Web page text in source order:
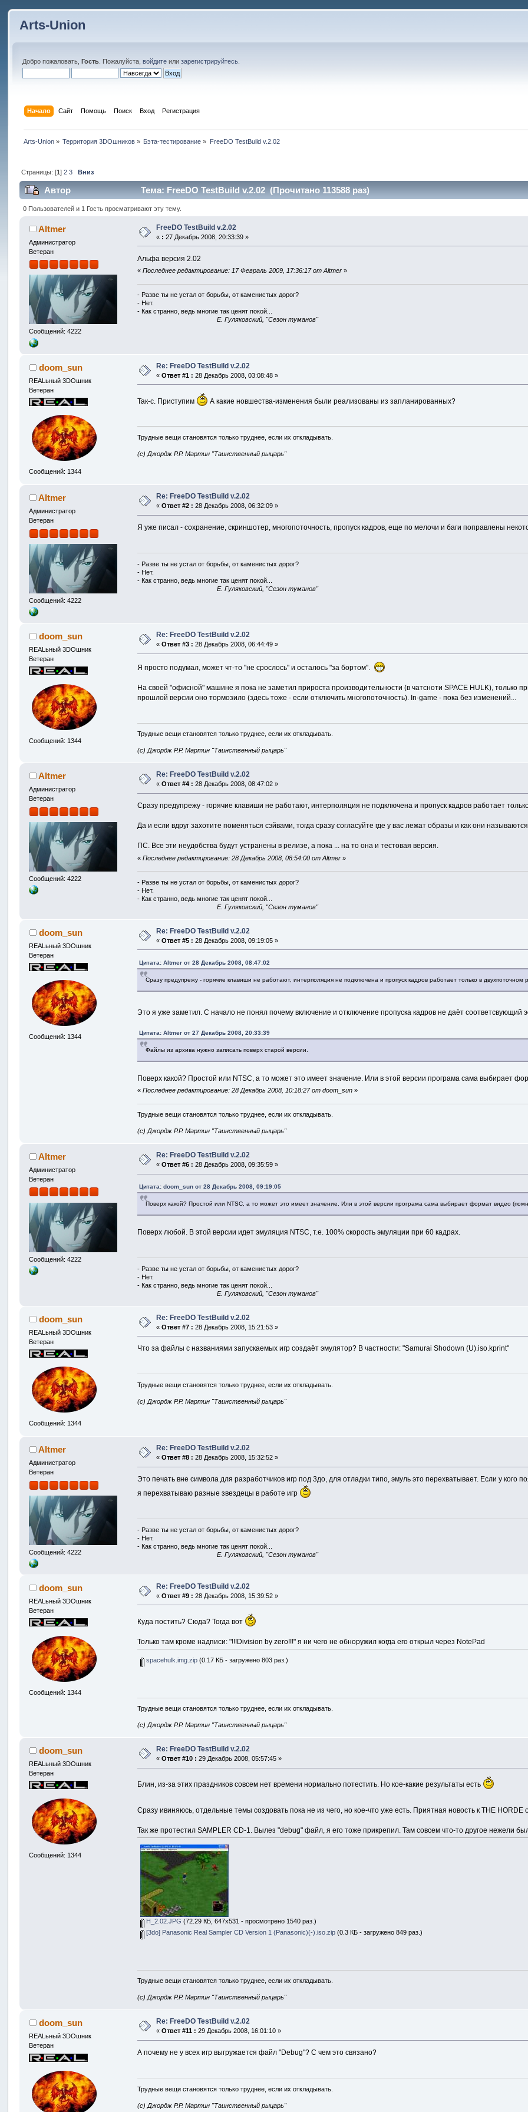
Arts-Union
Добро пожаловать,Гость . Пожалуйста,войдите илизарегистрируйтесь
Начало Сайт Помощь Поиск Вход Регистрация
Arts-Union» Территория 3DOшников » Бэта-тестирование » FreeDO TestBuild v.2.02
Страницы: [1] 2 3 Вниз
Автор Тема: FreeDO TestBuild v.2.02 (Прочитано 113588 раз)
0 Пользователей и 1 Гость просматривают эту тему.
Altmer
Администратор
Ветеран
Сообщений: 4222
FreeDO TestBuild v.2.02
« : 27 Декабрь 2008, 20:33:39 »
Альфа версия 2.02
«Последнее редактирование: 17 Февраль 2009, 17:36:17 от Altmer »
- Разве ты не устал от борьбы, от каменистых дорог?
- Нет.
- Как странно, ведь многие так ценят покой...
E. Гуляковский, "Сезон туманов"
doom_sun
REALьный 3DOшник
Ветеран
Сообщений: 1344
Re: FreeDO TestBuild v.2.02
«Ответ #1 : 28 Декабрь 2008, 03:08:48 »
Так-с. Приступим А какие новшества-изменения были реализованы из запланированных?
Трудные вещи становятся только труднее, если их откладывать.
(с) Джордж Р.Р. Мартин "Таинственный рыцарь"
Altmer
Администратор
Ветеран
Сообщений: 4222
Re: FreeDO TestBuild v.2.02
«Ответ #2 : 28 Декабрь 2008, 06:32:09 »
Я уже писал - сохранение, скриншотер, многопоточность, пропуск кадров, еще по мелочи и баги поправлены
- Разве ты не устал от борьбы, от каменистых дорог?
- Нет.
- Как странно, ведь многие так ценят покой...
E. Гуляковский, "Сезон туманов"
doom_sun
REALьный 3DOшник
Ветеран
Сообщений: 1344
Re: FreeDO TestBuild v.2.02
«Ответ #3 : 28 Декабрь 2008, 06:44:49 »
Я просто подумал, может чт-то "не срослось" и осталось "за бортом".
На своей "офисной" машине я пока не заметил прироста производительности (в чатсноти SPACE HULK), только
прошлой версии оно тормозило (здесь тоже - если отключить многопоточность). In-game - пока без изменений...
Трудные вещи становятся только труднее, если их откладывать.
(с) Джордж Р.Р. Мартин "Таинственный рыцарь"
Altmer
Администратор
Ветеран
Сообщений: 4222
Re: FreeDO TestBuild v.2.02
«Ответ #4 : 28 Декабрь 2008, 08:47:02 »
Сразу предупрежу - горячие клавиши не работают, интерполяция не подключена и пропуск кадров работает
Да и если вдруг захотите поменяться сэйвами, тогда сразу согласуйте где у вас лежат образы и как они
ПС. Все эти неудобства будут устранены в релизе, а пока ... на то она и тестовая версия.
«Последнее редактирование: 28 Декабрь 2008, 08:54:00 от Altmer »
- Разве ты не устал от борьбы, от каменистых дорог?
- Нет.
- Как странно, ведь многие так ценят покой...
E. Гуляковский, "Сезон туманов"
doom_sun
REALьный 3DOшник
Ветеран
Сообщений: 1344
Re: FreeDO TestBuild v.2.02
«Ответ #5 : 28 Декабрь 2008, 09:19:05 »
Цитата: Altmer от 28 Декабрь 2008, 08:47:02
Сразу предупрежу - горячие клавиши не работают, интерполяция не подключена и пропуск кадров работает только в двухпоточном
Это я уже заметил. С начало не понял почему включение и отключение пропуска кадров не даёт
Цитата: Altmer от 27 Декабрь 2008, 20:33:39
Файлы из архива нужно записать поверх старой версии.
Поверх какой? Простой или NTSC, а то может это имеет значение. Или в этой версии програма сама выбирает
«Последнее редактирование: 28 Декабрь 2008, 10:18:27 от doom_sun »
Трудные вещи становятся только труднее, если их откладывать.
(с) Джордж Р.Р. Мартин "Таинственный рыцарь"
Altmer
Администратор
Ветеран
Сообщений: 4222
Re: FreeDO TestBuild v.2.02
«Ответ #6 : 28 Декабрь 2008, 09:35:59 »
Цитата: doom_sun от 28 Декабрь 2008, 09:19:05
Поверх какой? Простой или NTSC, а то может это имеет значение. Или в этой версии програма сама выбирает формат видео
Поверх любой. В этой версии идет эмуляция NTSC, т.е. 100% скорость эмуляции при 60 кадрах.
- Разве ты не устал от борьбы, от каменистых дорог?
- Нет.
- Как странно, ведь многие так ценят покой...
E. Гуляковский, "Сезон туманов"
doom_sun
REALьный 3DOшник
Ветеран
Сообщений: 1344
Re: FreeDO TestBuild v.2.02
«Ответ #7 : 28 Декабрь 2008, 15:21:53 »
Что за файлы с названиями запускаемых игр создаёт эмулятор? В частности: "Samurai Shodown (U).iso.kprint"
Трудные вещи становятся только труднее, если их откладывать.
(с) Джордж Р.Р. Мартин "Таинственный рыцарь"
Altmer
Администратор
Ветеран
Сообщений: 4222
Re: FreeDO TestBuild v.2.02
«Ответ #8 : 28 Декабрь 2008, 15:32:52 »
Это печать вне символа для разработчиков игр под 3до, для отладки типо, эмуль это перехватывает. Если у
я перехватываю разные звездецы в работе игр
- Разве ты не устал от борьбы, от каменистых дорог?
- Нет.
- Как странно, ведь многие так ценят покой...
E. Гуляковский, "Сезон туманов"
doom_sun
REALьный 3DOшник
Ветеран
Сообщений: 1344
Re: FreeDO TestBuild v.2.02
«Ответ #9 : 28 Декабрь 2008, 15:39:52 »
Куда постить? Сюда? Тогда вот
Только там кроме надписи: "!!!Division by zero!!!" я ни чего не обноружил когда его открыл через NotePad
spacehulk.img.zip (0.17 КБ - загружено 803 раз.)
Трудные вещи становятся только труднее, если их откладывать.
(с) Джордж Р.Р. Мартин "Таинственный рыцарь"
doom_sun
REALьный 3DOшник
Ветеран
Сообщений: 1344
Re: FreeDO TestBuild v.2.02
«Ответ #10 : 29 Декабрь 2008, 05:57:45 »
Блин, из-за этих праздников совсем нет времени нормально потестить. Но кое-какие результаты есть
Сразу ивиняюсь, отдельные темы создовать пока не из чего, но кое-что уже есть. Приятная новость к THE HORDE
Так же протестил SAMPLER CD-1. Вылез "debug" файл, я его тоже прикрепил. Там совсем что-то другое нежели
H_2.02.JPG (72.29 КБ, 647x531 - просмотрено 1540 раз.)
[3do] Panasonic Real Sampler CD Version 1 (Panasonic)(-).iso.zip (0.3 КБ - загружено 849 раз.)
Трудные вещи становятся только труднее, если их откладывать.
(с) Джордж Р.Р. Мартин "Таинственный рыцарь"
doom_sun
REALьный 3DOшник
Ветеран
Re: FreeDO TestBuild v.2.02
«Ответ #11 : 29 Декабрь 2008, 16:01:10 »
А почему не у всех игр выгружается файл "Debug"? С чем это связано?
Трудные вещи становятся только труднее, если их откладывать.
(с) Джордж Р.Р. Мартин "Таинственный рыцарь"